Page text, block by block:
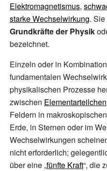
Elektromagnetismus,
starke Wechselwirkung.
Grundkräfte der Physik
bezeichnet.
Einzeln oder in
fundamentalen
physikalischen Prozesse
zwischen Elementarteilchen
Feldern in
Erde, in Sternen oder im
Wechselwirkungen
nicht erforderlich;
über eine „fünfte Kraft“, die